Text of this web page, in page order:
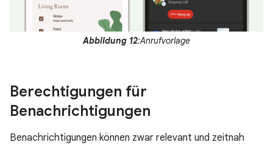
Abbildung 12:Anrufvorlage
Berechtigungen für
Benachrichtigungen
Benachrichtigungen können zwar relevant und zeitnah